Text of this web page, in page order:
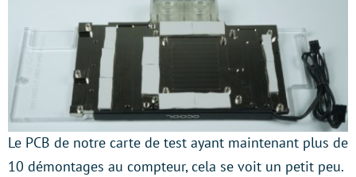
Le PCB de notre carte de test ayant maintenant plus de
10 démontages au compteur, cela se voit un petit peu.